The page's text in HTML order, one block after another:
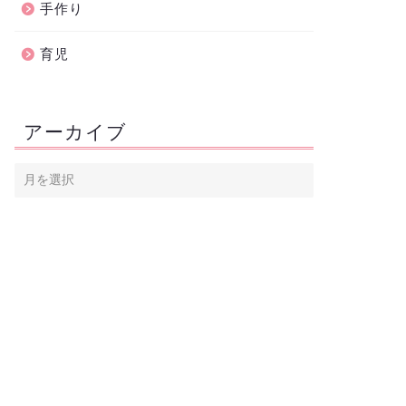
手作り
育児
アーカイブ